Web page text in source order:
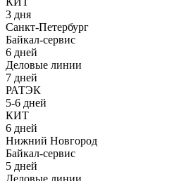
3 дня
Санкт-Петербург
Байкал-сервис
6 дней
Деловые линии
7 дней
РАТЭК
5-6 дней
КИТ
6 дней
Нижний Новгород
Байкал-сервис
5 дней
Деловые линии